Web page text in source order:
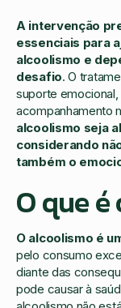
A intervenção
essenciais para
alcoolismo e
desafio. O
suporte
acompanhamento
alcoolismo seja
considerando
também o
O que
O alcoolismo é
pelo consumo
diante das
pode causar à